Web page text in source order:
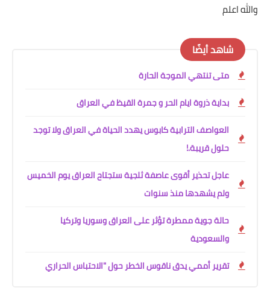
والله اعلم
شاهد أيضًا
متى تنتهي الموجة الحارة
بداية ذروة ايام الحر و جمرة القيظ في العراق
العواصف الترابية كابوس يهدد الحياة في العراق ولا توجد
حلول قريبة.!
عاجل تحذير أقوى عاصفة ثلجية ستجتاح العراق يوم الخميس
ولم يشهدها منذ سنوات
حالة جوية ممطرة تؤثر على العراق وسوريا وتركيا
والسعودية
تقرير أممي يدق ناقوس الخطر حول "الاحتباس الحراري